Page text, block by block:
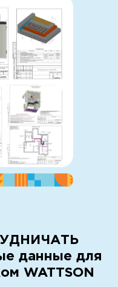
данные для
WATTSON